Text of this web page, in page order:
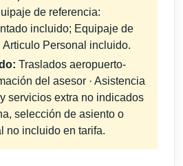
de referencia:
incluido; Equipaje de
Personal incluido.
Traslados aeropuerto-
del asesor · Asistencia
servicios extra no indicados
selección de asiento o
no incluido en tarifa.